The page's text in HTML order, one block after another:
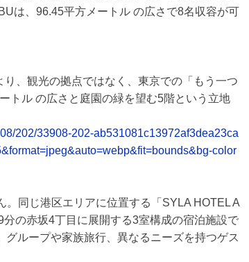
は、96.45平方メートル の広さで8名収容が可
、観光の拠点ではなく、東京での「もう一つ
トル の広さと庭園の緑を望む5階という立地
202/33908-202-ab531081c13972af3dea23ca
color
同じ港区エリアに位置する「SYLA HOTEL A
の赤坂4丁目に展開する3室構成の宿泊施設で
ループや家族旅行、異なるニーズを持つゲス